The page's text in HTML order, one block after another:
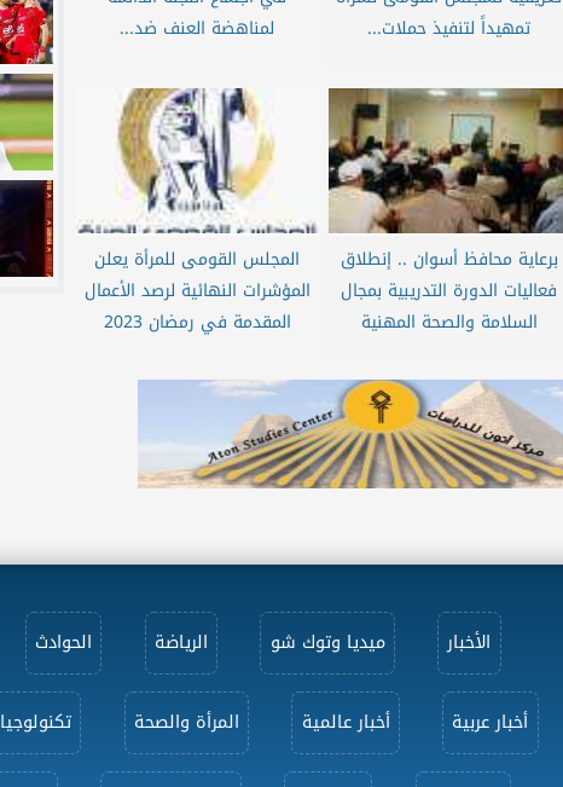
تمهيداً لتنفيذ حملات...
لمناهضة العنف ضد...
برعاية محافظ أسوان .. إنطلاق
فعاليات الدورة التدريبية بمجال
السلامة والصحة المهنية
المجلس القومى للمرأة يعلن
المؤشرات النهائية لرصد الأعمال
المقدمة في رمضان 2023
الأخبار ميديا وتوك شو الرياضة الحوادث
أخبار عربية أخبار عالمية المرأة والصحة تكنولوجيا